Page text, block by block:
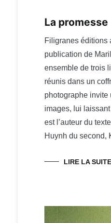
La promesse
Filigranes éditions
publication de
ensemble de trois
réunis dans un
photographe invite
images, lui
est l’auteur du
Huynh du second,
LIRE LA SUITE